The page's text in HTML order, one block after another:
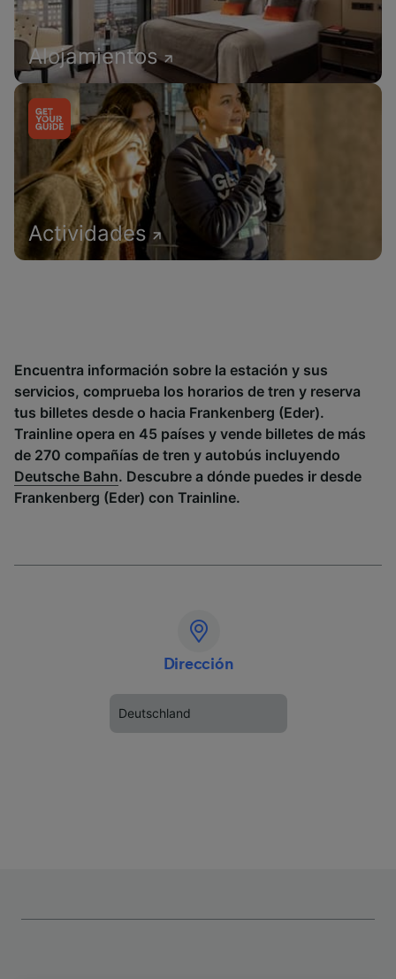
Alojamientos
Actividades
Encuentra información sobre la estación y sus
servicios, comprueba los horarios de tren y reserva
tus billetes desde o hacia Frankenberg (Eder).
Trainline opera en 45 países y vende billetes de más
de 270 compañías de tren y autobús incluyendo
Deutsche Bahn. Descubre a dónde puedes ir desde
Frankenberg (Eder) con Trainline.
Dirección
Deutschland